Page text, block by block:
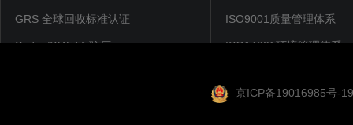
GRS 全球回收标准认证
Sedex/SMETA 验厂
ISO9001质量管理体系
ISO14001环境管理体系
SEDEX/SMETA验厂
京ICP备19016985号-19